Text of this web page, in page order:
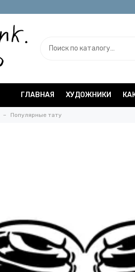
ГЛАВНАЯ ХУДОЖНИКИ
Популярные тату